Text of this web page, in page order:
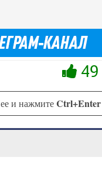
49
и нажмитеCtrl+Enter